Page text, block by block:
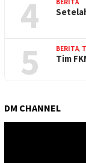
4 BERITA
5 BERITA,
Tim
DM CHANNEL